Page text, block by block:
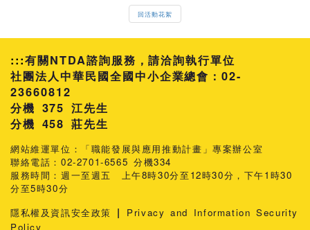
回活動花絮
:::有關NTDA諮詢服務，請洽詢執行單位
社團法人中華民國全國中小企業總會：02-
23660812
分機 375 江先生
458 莊先生
網站維運單位：「職能發展與應用推動計畫」專案辦公室
聯絡電話：02-2701-6565 分機334
服務時間：週一至週五 上午8時30分至12時30分，下午1時30
分至5時30分
隱私權及資訊安全政策 |
Privacy and Information Security
Policy